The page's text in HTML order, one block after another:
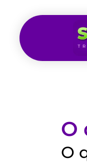
O
O